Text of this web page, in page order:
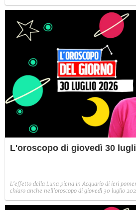
L'oroscopo di giovedì 30
L'effetto della Luna piena in Acquario di ieri
chiaro anche nell'oroscopo di giovedì 30 luglio